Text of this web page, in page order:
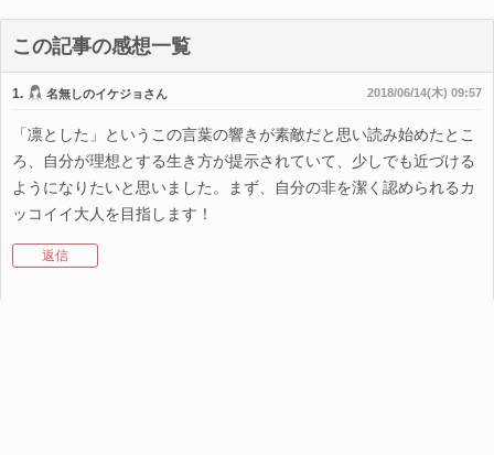
この記事の感想一覧
1. 名無しのイケジョさん 2018/06/14(木) 09:57
「凛とした」というこの言葉の響きが素敵だと思い読み始めたとこ
ろ、自分が理想とする生き方が提示されていて、少しでも近づける
ようになりたいと思いました。まず、自分の非を潔く認められるカ
ッコイイ大人を目指します！
返信